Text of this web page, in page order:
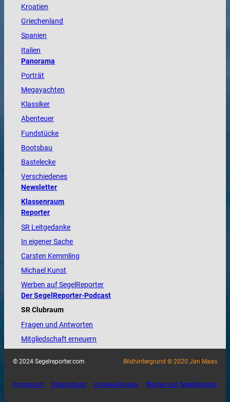
Kroatien
Griechenland
Spanien
Italien
Panorama
Porträt
Megayachten
Klassiker
Abenteuer
Fundstücke
Bootsbau
Bastelecke
Verschiedenes
Newsletter
Klassenraum
Reporter
SR Leitgedanke
In eigener Sache
Carsten Kemmling
Michael Kunst
Werben auf SegelReporter
Der SegelReporter-Podcast
SR Clubraum
Fragen und Antworten
Mitgliedschaft erneuern
© 2024 Segelreporter.com Bildhintergrund © 2020 Jan Maas
Impressum Datenschutz Cookie-Manager Werben auf SegelReporter